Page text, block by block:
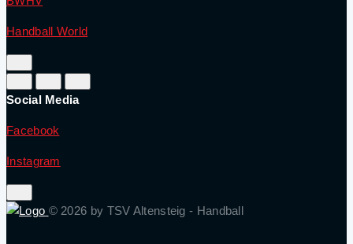
Handball World
Social Media
Facebook
Instagram
© 2026 by TSV Altensteig - Handball